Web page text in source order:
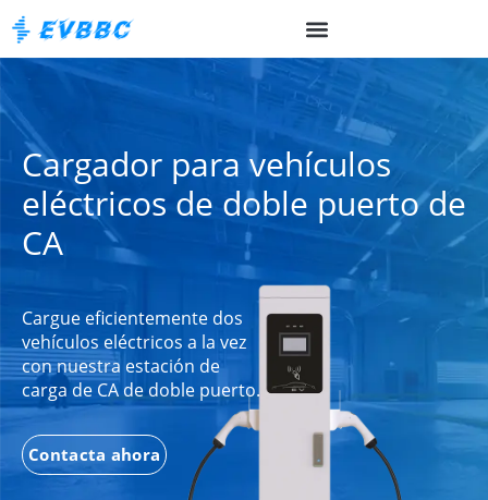
Cargador para vehículos
eléctricos de doble puerto de
CA
Cargue eficientemente dos
vehículos eléctricos a la vez
con nuestra estación de
carga de CA de doble puerto.
Contacta ahora